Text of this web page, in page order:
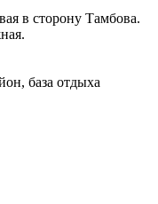
в сторону Тамбова.
база отдыха